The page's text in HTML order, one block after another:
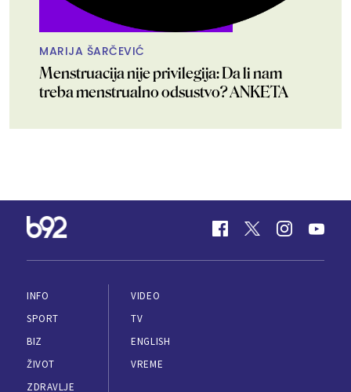
MARIJA ŠARČEVIĆ
Menstruacija nije privilegija: Da li nam
treba menstrualno odsustvo? ANKETA
INFO
SPORT
BIZ
ŽIVOT
ZDRAVLJE
VIDEO
TV
ENGLISH
VREME